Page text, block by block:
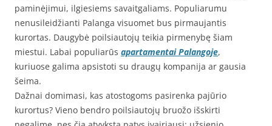
paminėjimui, ilgiesiems savaitgaliams. Populiarumu
nenusileidžianti Palanga visuomet bus pirmaujantis
kurortas. Daugybė poilsiautojų teikia pirmenybę šiam
miestui. Labai populiarūs apartamentai Palangoje,
kuriuose galima apsistoti su draugų kompanija ar gausia
šeima.
Dažnai domimasi, kas atostogoms pasirenka pajūrio
kurortus? Vieno bendro poilsiautojų bruožo išskirti